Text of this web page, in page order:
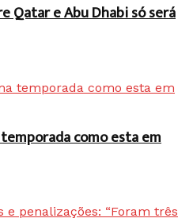
Qatar e Abu Dhabi só será
como esta em